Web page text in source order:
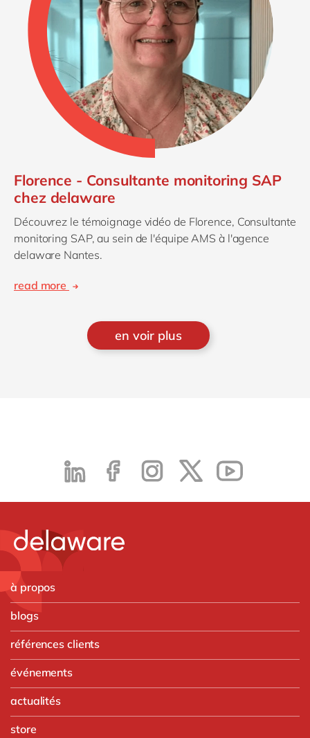
Florence - Consultante monitoring SAP
chez delaware
Découvrez le témoignage vidéo de Florence, Consultante
monitoring SAP, au sein de l'équipe AMS à l'agence
delaware Nantes.
read more
en voir plus
à propos
blogs
références clients
événements
actualités
store